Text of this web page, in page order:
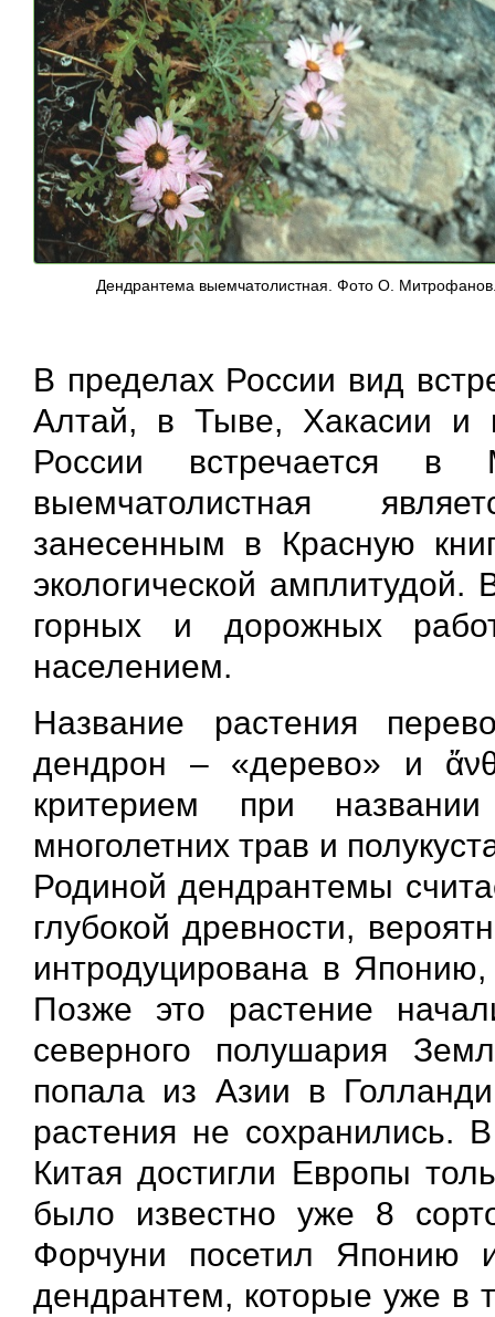
Дендрантема выемчатолистная. Фото О.
В пределах России вид
Алтай, в Тыве, Хакасии и
России встречается в
выемчатолистная
занесенным в Красную
экологической
горных и дорожных
населением.
Название растения
дендрон – «дерево» и
критерием при
многолетних трав и
Родиной дендрантемы
глубокой древности,
интродуцирована в Японию,
Позже это растение
северного полушария
попала из Азии в
растения не сохранились.
Китая достигли Европы
было известно уже 8
Форчуни посетил Японию
дендрантем, которые уже в